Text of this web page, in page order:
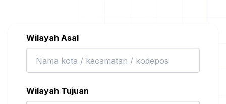
Wilayah Asal
Wilayah Tujuan